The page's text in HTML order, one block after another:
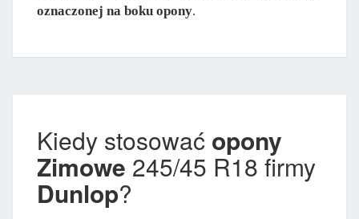
oznaczonej na boku opony.
Kiedy stosować opony
Zimowe 245/45 R18 firmy
Dunlop?